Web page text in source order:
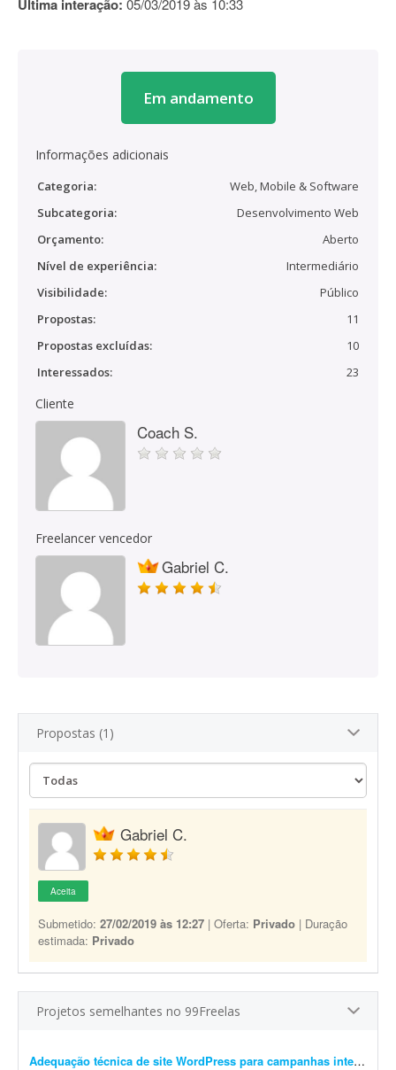
Última interação: 05/03/2019 às 10:33
Em andamento
Informações adicionais
Categoria:
Web, Mobile & Software
Subcategoria:
Desenvolvimento Web
Orçamento:
Aberto
Nível de experiência:
Intermediário
Visibilidade:
Público
Propostas:
11
Propostas excluídas:
10
Interessados:
23
Cliente
Coach S.
Freelancer vencedor
Gabriel C.
Propostas (1)
Gabriel C.
Aceita
Submetido: 27/02/2019 às 12:27 | Oferta: Privado | Duração
estimada: Privado
Projetos semelhantes no 99Freelas
Adequação técnica de site WordPress para campanhas internacionais